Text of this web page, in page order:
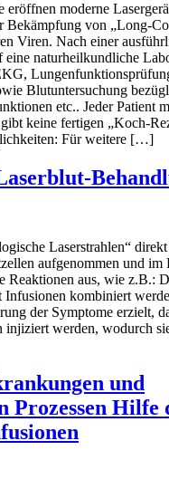
moderne
Bekämpfung von „Long-
Viren. Nach einer
eine naturheilkundliche
Blutuntersuchung
etc.. Jeder Patient
keine fertigen „Koch-
Für weitere […]
Laserstrahlen“
aufgenommen und im
Reaktionen aus, wie z.B.:
Infusionen kombiniert
der Symptome erzielt,
werden, wodurch
und
Prozessen Hilfe